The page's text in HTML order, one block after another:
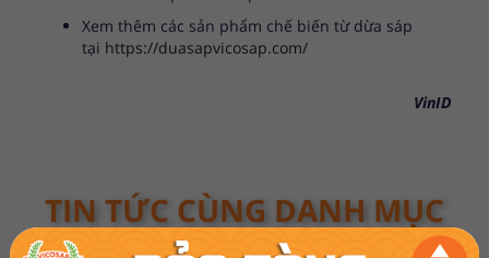
Xem thêm các sản phẩm chế biến từ dừa sáp
tại https://duasapvicosap.com/
VinID
TIN TỨC CÙNG DANH MỤC